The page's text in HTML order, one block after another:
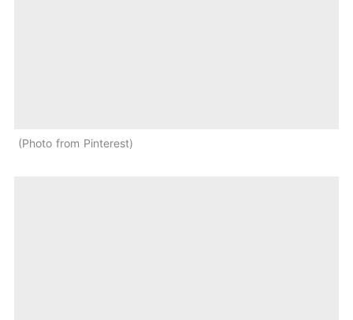
Photo from Pinterest